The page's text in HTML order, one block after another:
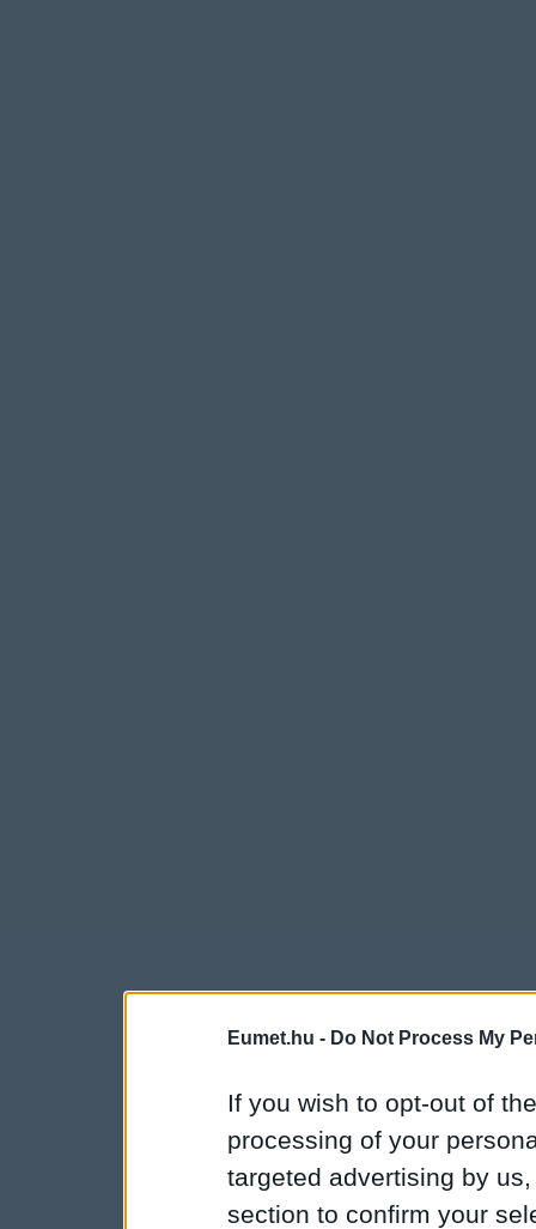
Eumet.hu - Do Not Process My
If you wish to opt-out of
processing of your
targeted advertising by
section to confirm your